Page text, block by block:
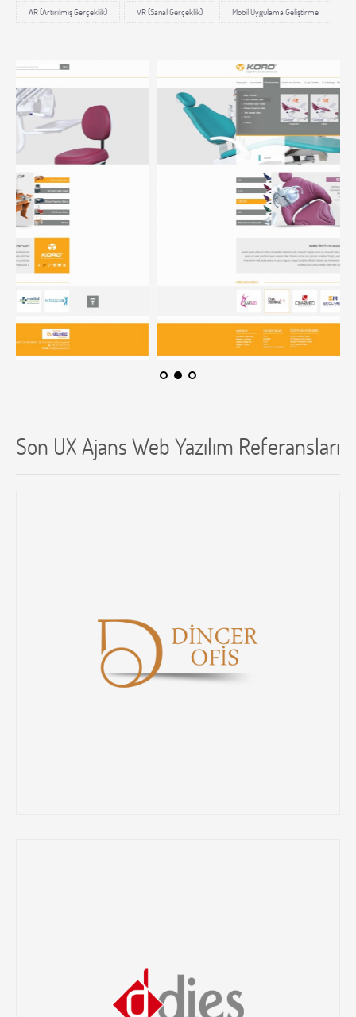
AR (Artırılmış Gerçeklik) VR (Sanal Gerçeklik) Mobil Uygulama Geliştirme
Son UX Ajans Web Yazılım Referansları